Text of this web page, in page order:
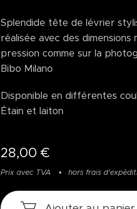
Splendide tête de lévrier
réalisée avec des dimensions
pression comme sur la
Bibo Milano
Disponible en différentes
Étain et laiton
28,00 €
Prix avec TVA hors frais